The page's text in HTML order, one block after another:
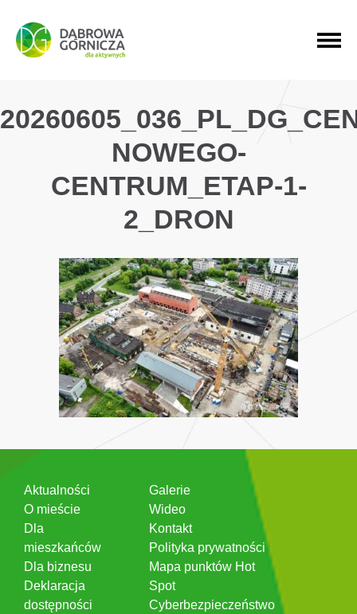
PRZEJDŹ DO MENU GŁÓWNEGO
PRZEJDŹ DO WYSZUKIWARKI
PRZEJDŹ DO TREŚCI
NOWEGO-
CENTRUM_ETAP-1-
2_DRON
Aktualności
O mieście
Dla
mieszkańców
Dla biznesu
Deklaracja
dostępności
Galerie
Wideo
Kontakt
Polityka prywatności
Mapa punktów Hot
Spot
Cyberbezpieczeństwo